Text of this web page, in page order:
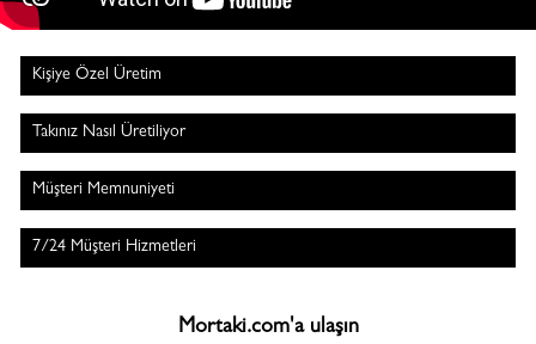
Kişiye Özel Üretim
Takınız Nasıl Üretiliyor
Müşteri Memnuniyeti
7/24 Müşteri Hizmetleri
Mortaki.com'a ulaşın